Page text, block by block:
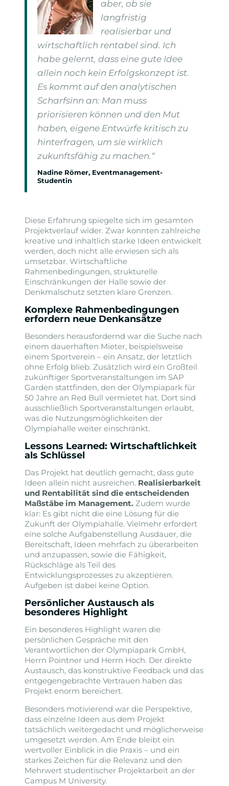
aber, ob sie
langfristig
realisierbar und
wirtschaftlich rentabel sind. Ich
habe gelernt, dass eine gute Idee
allein noch kein Erfolgskonzept ist.
Es kommt auf den analytischen
Scharfsinn an: Man muss
priorisieren können und den Mut
haben, eigene Entwürfe kritisch zu
hinterfragen, um sie wirklich
zukunftsfähig zu machen.“
Nadine Römer, Eventmanagement-
Studentin
Diese Erfahrung spiegelte sich im gesamten
Projektverlauf wider. Zwar konnten zahlreiche
kreative und inhaltlich starke Ideen entwickelt
werden, doch nicht alle erwiesen sich als
umsetzbar. Wirtschaftliche
Rahmenbedingungen, strukturelle
Einschränkungen der Halle sowie der
Denkmalschutz setzten klare Grenzen.
Komplexe Rahmenbedingungen
erfordern neue Denkansätze
Besonders herausfordernd war die Suche nach
einem dauerhaften Mieter, beispielsweise
einem Sportverein – ein Ansatz, der letztlich
ohne Erfolg blieb. Zusätzlich wird ein Großteil
zukünftiger Sportveranstaltungen im SAP
Garden stattfinden, den der Olympiapark für
50 Jahre an Red Bull vermietet hat. Dort sind
ausschließlich Sportveranstaltungen erlaubt,
was die Nutzungsmöglichkeiten der
Olympiahalle weiter einschränkt.
Lessons Learned: Wirtschaftlichkeit
als Schlüssel
Das Projekt hat deutlich gemacht, dass gute
Ideen allein nicht ausreichen. Realisierbarkeit
und Rentabilität sind die entscheidenden
Maßstäbe im Management. Zudem wurde
klar: Es gibt nicht die eine Lösung für die
Zukunft der Olympiahalle. Vielmehr erfordert
eine solche Aufgabenstellung Ausdauer, die
Bereitschaft, Ideen mehrfach zu überarbeiten
und anzupassen, sowie die Fähigkeit,
Rückschläge als Teil des
Entwicklungsprozesses zu akzeptieren.
Aufgeben ist dabei keine Option.
Persönlicher Austausch als
besonderes Highlight
Ein besonderes Highlight waren die
persönlichen Gespräche mit den
Verantwortlichen der Olympiapark GmbH,
Herrn Pointner und Herrn Hoch. Der direkte
Austausch, das konstruktive Feedback und das
entgegengebrachte Vertrauen haben das
Projekt enorm bereichert.
Besonders motivierend war die Perspektive,
dass einzelne Ideen aus dem Projekt
tatsächlich weitergedacht und möglicherweise
umgesetzt werden. Am Ende bleibt ein
wertvoller Einblick in die Praxis – und ein
starkes Zeichen für die Relevanz und den
Mehrwert studentischer Projektarbeit an der
Campus M University.